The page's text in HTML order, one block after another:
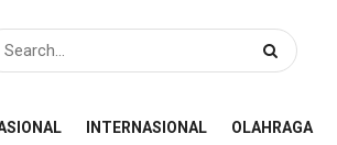
INTERNASIONAL OLAHRAGA